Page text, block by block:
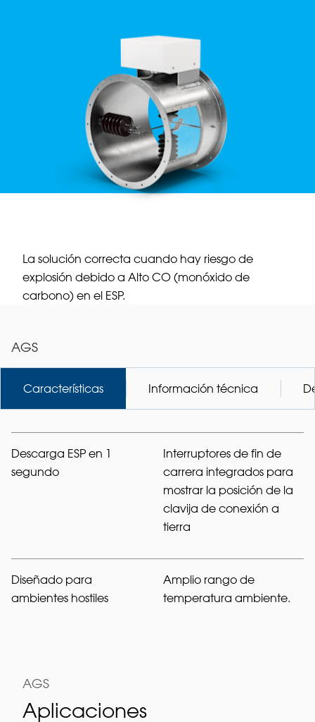
La solución correcta cuando hay riesgo de
explosión debido a Alto CO (monóxido de
carbono) en el ESP.
AGS
Características Información técnica
Descarga ESP en 1
segundo
Interruptores de fin de
carrera integrados para
mostrar la posición de la
clavija de conexión a
tierra
Diseñado para
ambientes hostiles
Amplio rango de
temperatura ambiente.
Aplicaciones
AGS